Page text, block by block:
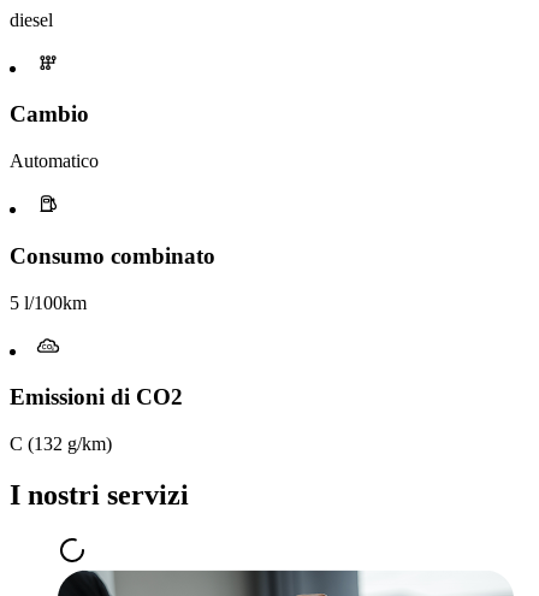
diesel
Cambio
Automatico
Consumo combinato
5 l/100km
Emissioni di CO2
C (132 g/km)
I nostri servizi